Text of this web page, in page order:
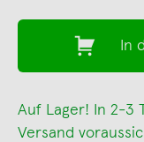
In
Auf Lager! In 2-3
Versand